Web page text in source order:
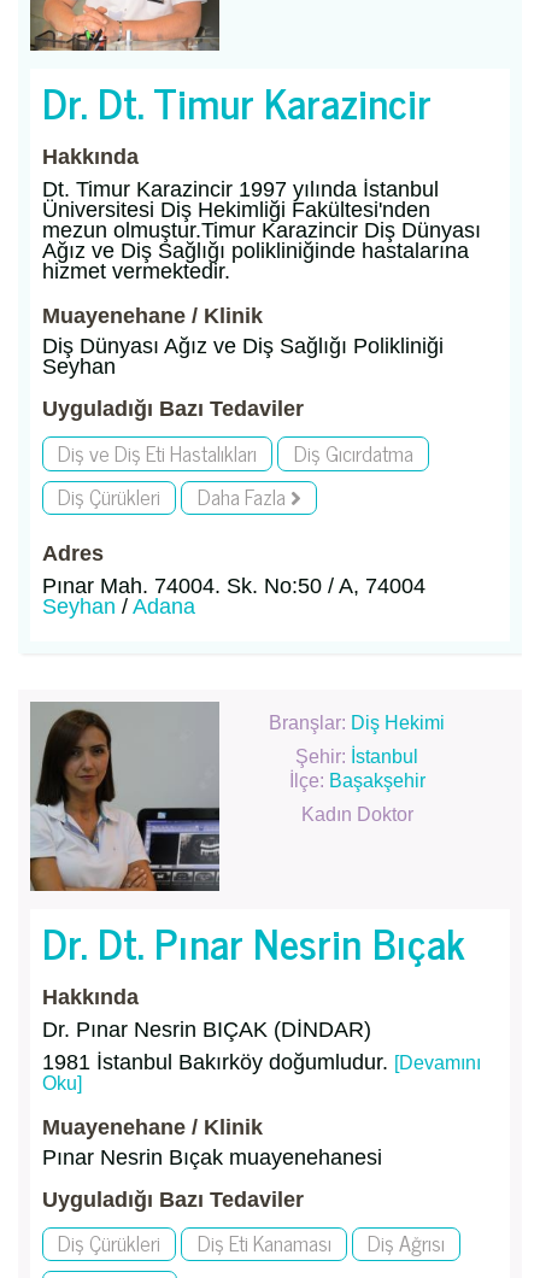
Dr. Dt. Timur Karazincir
Hakkında
Dt. Timur Karazincir 1997 yılında İstanbul
Üniversitesi Diş Hekimliği Fakültesi'nden
mezun olmuştur.Timur Karazincir Diş Dünyası
Ağız ve Diş Sağlığı polikliniğinde hastalarına
hizmet vermektedir.
Muayenehane / Klinik
Diş Dünyası Ağız ve Diş Sağlığı Polikliniği
Seyhan
Uyguladığı Bazı Tedaviler
Diş ve Diş Eti Hastalıkları
Diş Gıcırdatma
Diş Çürükleri
Daha Fazla
Adres
Pınar Mah. 74004. Sk. No:50 / A, 74004
Seyhan / Adana
Branşlar: Diş Hekimi
Şehir: İstanbul
İlçe: Başakşehir
Kadın Doktor
Dr. Dt. Pınar Nesrin Bıçak
Hakkında
Dr. Pınar Nesrin BIÇAK (DİNDAR)
1981 İstanbul Bakırköy doğumludur. [Devamını
Oku]
Muayenehane / Klinik
Pınar Nesrin Bıçak muayenehanesi
Uyguladığı Bazı Tedaviler
Diş Çürükleri Diş Eti Kanaması
Diş Ağrısı